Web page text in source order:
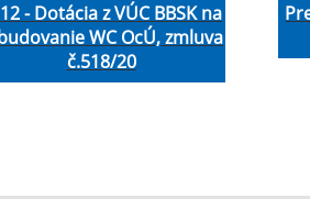
- Dotácia z VÚC BBSK na
WC OcÚ, zmluva
č.518/20